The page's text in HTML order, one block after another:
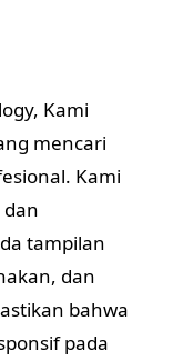
Kami
mencari
Kami
tampilan
dan
bahwa
pada